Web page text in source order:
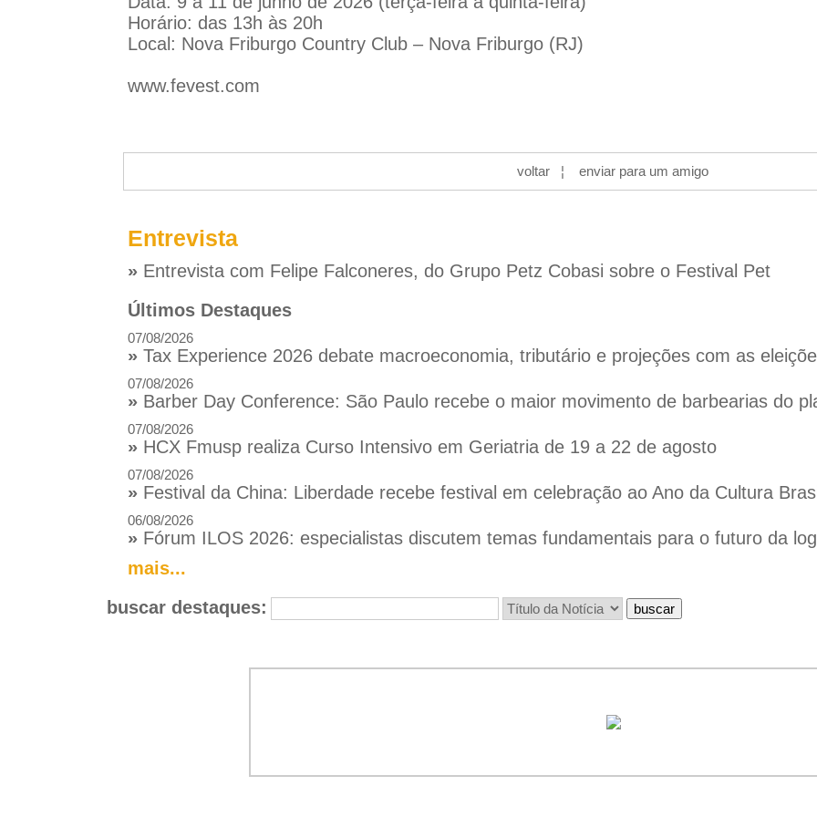
Horário: das 13h às 20h
Local: Nova Friburgo Country Club – Nova Friburgo (RJ)
www.fevest.com
voltar ¦ enviar para um amigo
Entrevista
» Entrevista com Felipe Falconeres, do Grupo Petz Cobasi sobre o Festival Pet
Últimos Destaques
07/08/2026
» Tax Experience 2026 debate macroeconomia, tributário e projeções com as
07/08/2026
» Barber Day Conference: São Paulo recebe o maior movimento de barbearias do
07/08/2026
» HCX Fmusp realiza Curso Intensivo em Geriatria de 19 a 22 de agosto
07/08/2026
» Festival da China: Liberdade recebe festival em celebração ao Ano da Cultura
06/08/2026
» Fórum ILOS 2026: especialistas discutem temas fundamentais para o futuro da
mais...
buscar destaques: